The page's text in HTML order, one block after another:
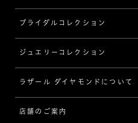
ブライダルコレクション
婚約指輪（エンゲージリング）
[素材から選ぶ]
プラチナ
ジュエリーコレクション
ジュエリーコレクショントップ
ジュエリー一覧
ラザール ダイヤモンドについて
ラザール ダイヤモンドについて
店舗のご案内